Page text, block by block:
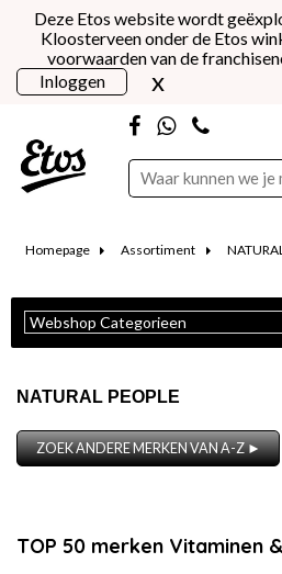
Deze Etos website wordt
Kloosterveen onder de Etos
voorwaarden van de
Inloggen
x
Homepage Assortiment
NATURAL PEOPLE
ZOEK ANDERE MERKEN VAN A-Z ►
TOP 50 merken Vitaminen